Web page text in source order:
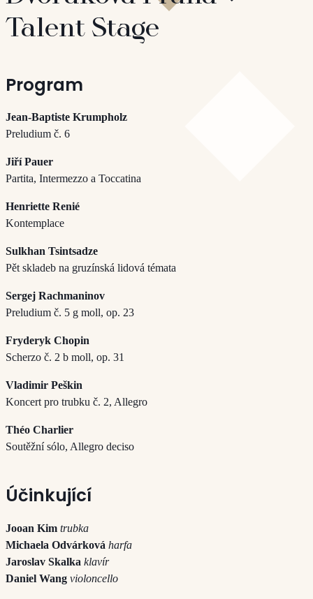
Talent Stage
Program
Jean-Baptiste Krumpholz
Preludium č. 6
Jiří Pauer
Partita, Intermezzo a Toccatina
Henriette Renié
Kontemplace
Sulkhan Tsintsadze
Pět skladeb na gruzínská lidová témata
Sergej Rachmaninov
Preludium č. 5 g moll, op. 23
Fryderyk Chopin
Scherzo č. 2 b moll, op. 31
Vladimir Peškin
Koncert pro trubku č. 2, Allegro
Théo Charlier
Soutěžní sólo, Allegro deciso
Účinkující
Jooan Kim trubka
Michaela Odvárková harfa
Jaroslav Skalka klavír
Daniel Wang violoncello